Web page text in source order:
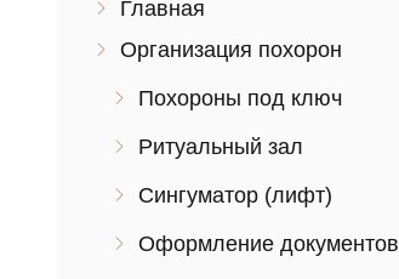
Главная
Организация похорон
Похороны под ключ
Ритуальный зал
Сингуматор (лифт)
Оформление документов